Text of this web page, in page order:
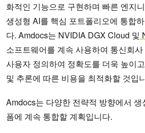
화적인 기능으로 구현하며 빠른 엔지
생성형 AI를 핵심 포트폴리오에 통합
다. Amdocs는 NVIDIA DGX Cloud 및
소프트웨어를 계속 사용하여 통신회
사용자 정의하여 정확도를 더욱 높이
및 추론에 따른 비용을 최적화할 것입
Amdocs는 다양한 전략적 방향에서 생
폼에 계속 통합할 계획입니다.